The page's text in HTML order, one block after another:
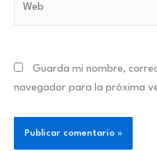
Guarda mi nombre,
navegador para la próxima